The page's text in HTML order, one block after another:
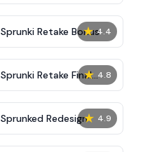
★ 4.4
Sprunki Retake Bonus
★ 4.8
Sprunki Retake Final
Update
★ 4.9
Sprunked Redesign